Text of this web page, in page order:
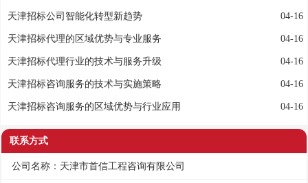
04-16
天津招标公司智能化转型新趋势
04-16
天津招标代理的区域优势与专业服务
04-16
天津招标代理行业的技术与服务升级
04-16
天津招标咨询服务的技术与实施策略
04-16
天津招标咨询服务的区域优势与行业应用
联系方式
公司名称：天津市首信工程咨询有限公司